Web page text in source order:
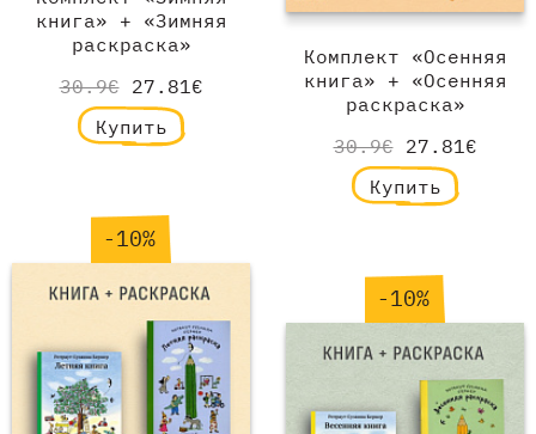
книга» + «Зимняя
раскраска»
30.9€27.81€
Купить
Комплект «Осенняя
книга» + «Осенняя
раскраска»
30.9€27.81€
Купить
-10%
-10%